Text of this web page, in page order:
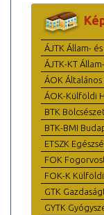
ÁJTK Állam-
ÁJTK-KT
ÁOK
ÁOK-Külföldi
BTK
BTK-BMI
ETSZK
FOK
FOK-K
GTK
GYTK